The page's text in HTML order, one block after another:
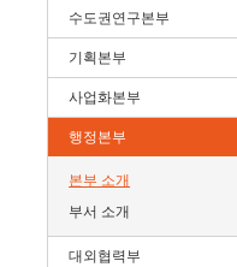
수도권연구본부
기획본부
사업화본부
행정본부
본부 소개
부서 소개
대외협력부